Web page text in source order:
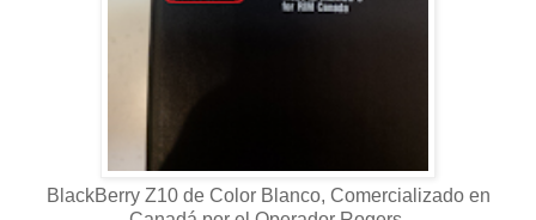
BlackBerry Z10 de Color Blanco, Comercializado en